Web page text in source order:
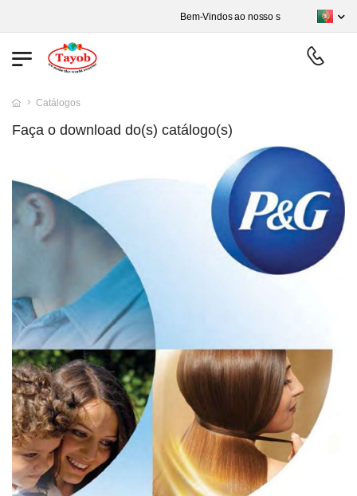
Bem-Vindos ao nosso site CHOCONASA -
Catálogos
Faça o download do(s) catálogo(s)